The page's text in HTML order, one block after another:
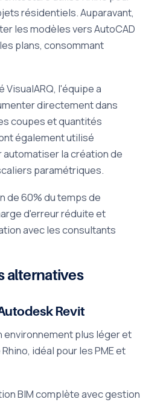
résidentiels. Auparavant,
les modèles vers AutoCAD
plans, consommant
VisualARQ, l'équipe a
directement dans
coupes et quantités
également utilisé
la création de
paramétriques.
de 60% du temps de
d'erreur réduite et
avec les consultants
alternatives
Revit
environnement plus léger et
idéal pour les PME et
BIM complète avec gestion